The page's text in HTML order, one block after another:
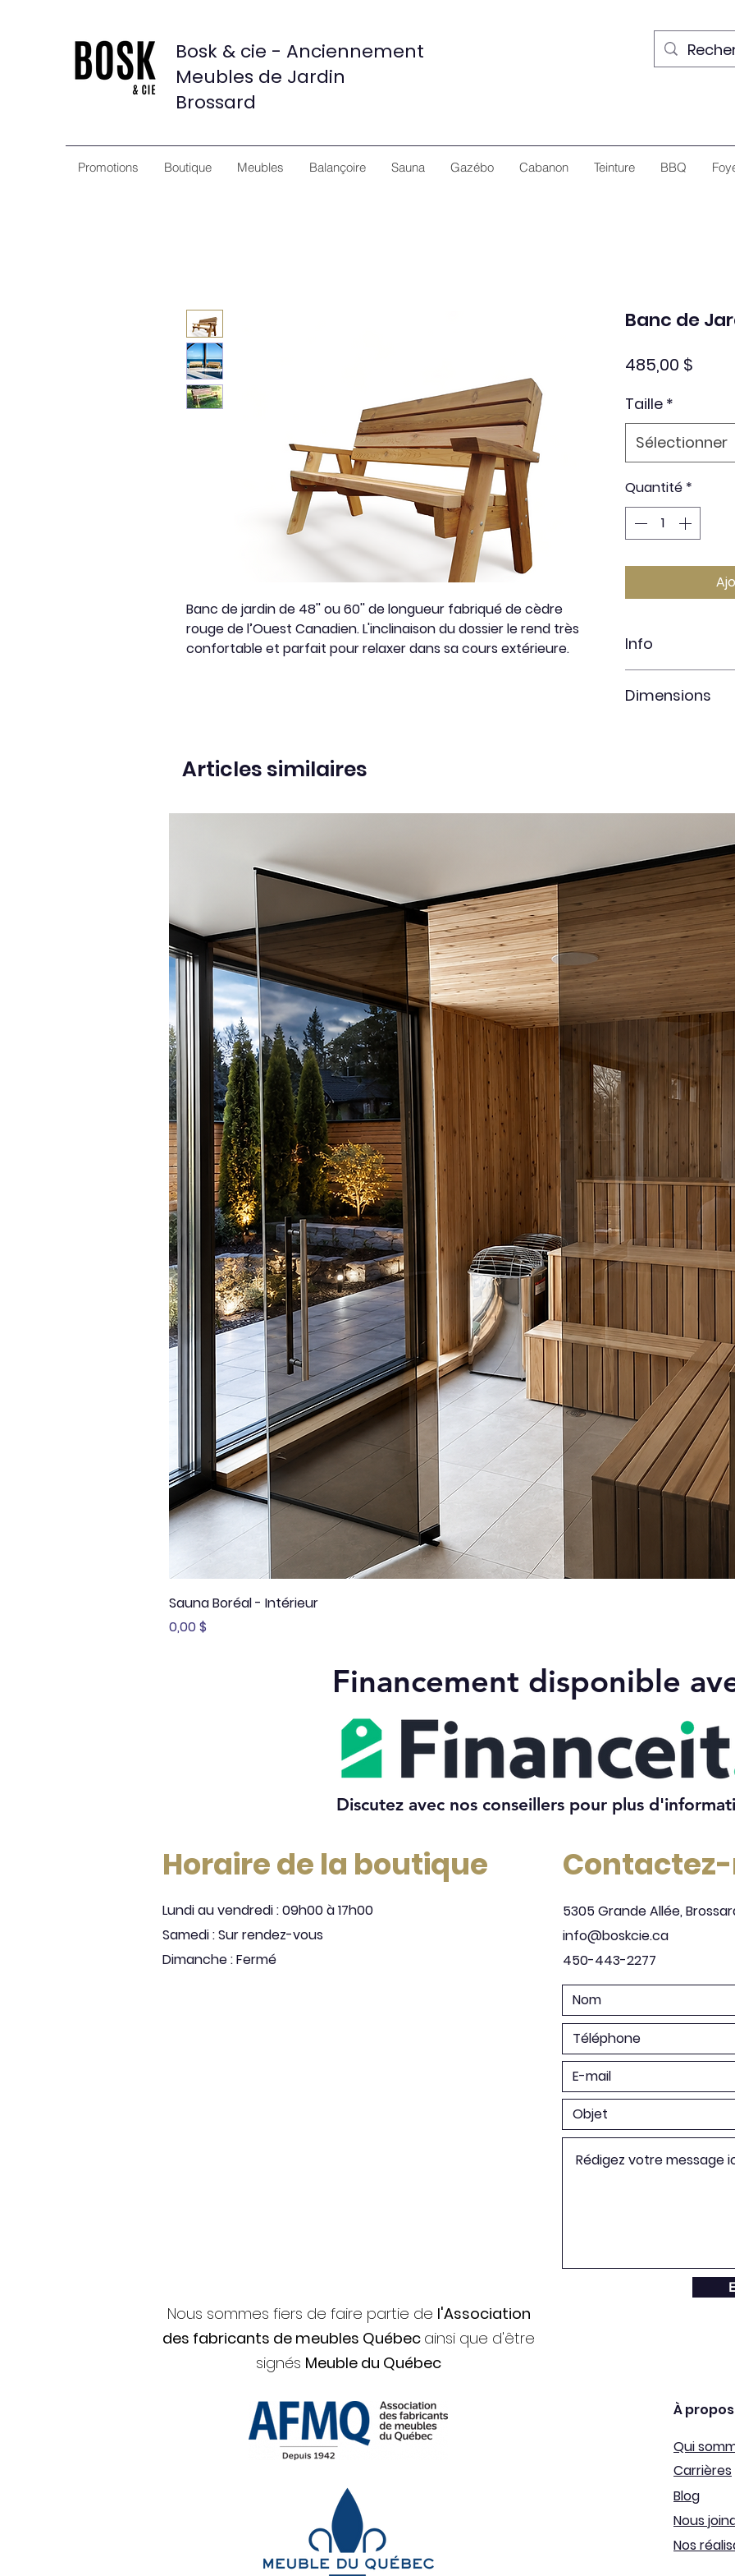
Bosk & cie - Anciennement
Meubles de Jardin
Brossard
Promotions Boutique Meubles Balançoire Sauna Gazébo Cabanon Teinture BBQ
Banc de jardin de 48'' ou 60'' de longueur fabriqué de cèdre
rouge de l’Ouest Canadien. L'inclinaison du dossier le rend très
confortable et parfait pour relaxer dans sa cours extérieure.
Banc de
485,00 $
Taille *
Sélectionner
Quantité *
Info
Fraichement sablé
Dimensions
Articles similaires
Sauna Boréal - Intérieur
Prix
0,00 $
Financement disponible
Discutez avec nos conseillers pour plus
Horaire de la boutique
Lundi au vendredi : 09h00 à 17h00
Samedi : Sur rendez-vous
Dimanche : Fermé
Nous sommes fiers de faire partie de l'Association
des fabricants de meubles Québec ainsi que d'être
signés Meuble du Québec
5305 Grande Allée,
info@boskcie.ca
450-443-2277
À propos
Qui
Carrières
Blog
Nous
Nos